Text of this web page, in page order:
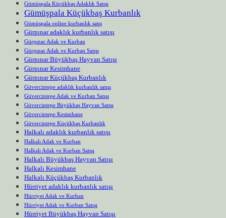
Gümüşpala Küçükbaş Adaklık Satışı
Gümüşpala Küçükbaş Kurbanlık
Gümüşpala online kurbanlık satış
Gürpınar adaklık kurbanlık satışı
Gürpınar Adak ve Kurban
Gürpınar Adak ve Kurban Satışı
Gürpınar Büyükbaş Hayvan Satışı
Gürpınar Kesimhane
Gürpınar Küçükbaş Kurbanlık
Güvercintepe adaklık kurbanlık satışı
Güvercintepe Adak ve Kurban Satışı
Güvercintepe Büyükbaş Hayvan Satışı
Güvercintepe Kesimhane
Güvercintepe Küçükbaş Kurbanlık
Halkalı adaklık kurbanlık satışı
Halkalı Adak ve Kurban
Halkalı Adak ve Kurban Satışı
Halkalı Büyükbaş Hayvan Satışı
Halkalı Kesimhane
Halkalı Küçükbaş Kurbanlık
Hürriyet adaklık kurbanlık satışı
Hürriyet Adak ve Kurban
Hürriyet Adak ve Kurban Satışı
Hürriyet Büyükbaş Hayvan Satışı